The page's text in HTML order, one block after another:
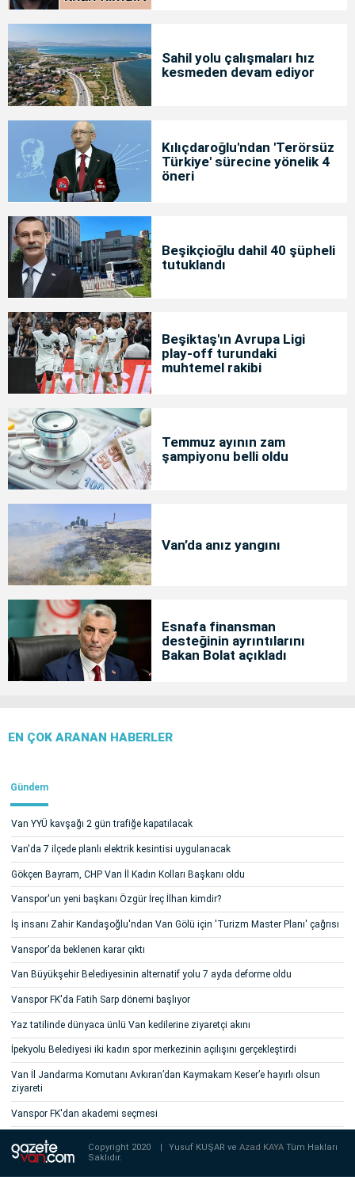
Sahil yolu çalışmaları hız
kesmeden devam ediyor
Kılıçdaroğlu'ndan 'Terörsüz
Türkiye' sürecine yönelik 4
öneri
Beşikçioğlu dahil 40 şüpheli
tutuklandı
Beşiktaş'ın Avrupa Ligi
play-off turundaki
muhtemel rakibi
Temmuz ayının zam
şampiyonu belli oldu
Van’da anız yangını
Esnafa finansman
desteğinin ayrıntılarını
Bakan Bolat açıkladı
EN ÇOK ARANAN HABERLER
Gündem
Van YYÜ kavşağı 2 gün trafiğe kapatılacak
Van'da 7 ilçede planlı elektrik kesintisi uygulanacak
Gökçen Bayram, CHP Van İl Kadın Kolları Başkanı oldu
Vanspor'un yeni başkanı Özgür İreç İlhan kimdir?
İş insanı Zahir Kandaşoğlu'ndan Van Gölü için 'Turizm Master Planı' çağrısı
Vanspor'da beklenen karar çıktı
Van Büyükşehir Belediyesinin alternatif yolu 7 ayda deforme oldu
Vanspor FK'da Fatih Sarp dönemi başlıyor
Yaz tatilinde dünyaca ünlü Van kedilerine ziyaretçi akını
İpekyolu Belediyesi iki kadın spor merkezinin açılışını gerçekleştirdi
Van İl Jandarma Komutanı Avkıran’dan Kaymakam Keser’e hayırlı olsun
ziyareti
Vanspor FK'dan akademi seçmesi
Copyright 2020 Yusuf KUŞAR veAzad KAYATüm Hakları
Saklıdır.